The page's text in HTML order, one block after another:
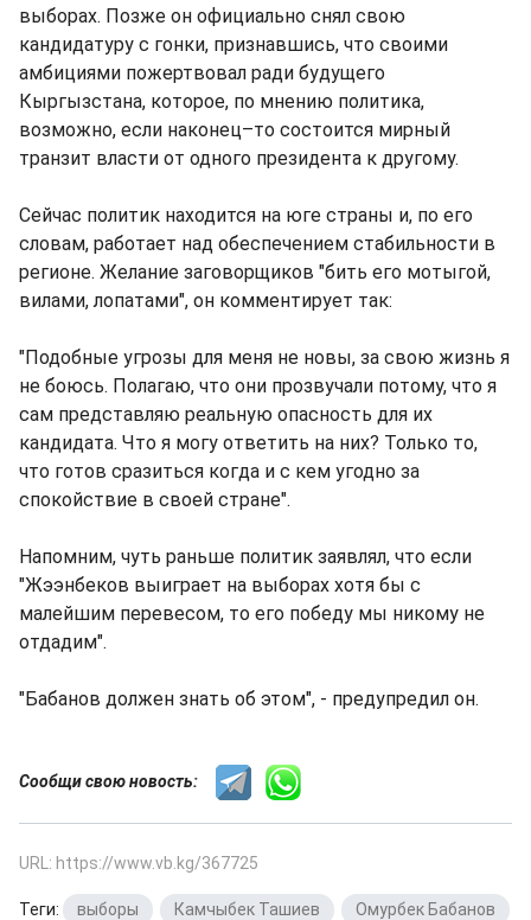
выборах. Позже он официально снял свою
кандидатуру с гонки, признавшись, что своими
амбициями пожертвовал ради будущего
Кыргызстана, которое, по мнению политика,
возможно, если наконец–то состоится мирный
транзит власти от одного президента к другому.
Сейчас политик находится на юге страны и, по его
словам, работает над обеспечением стабильности в
регионе. Желание заговорщиков "бить его мотыгой,
вилами, лопатами", он комментирует так:
"Подобные угрозы для меня не новы, за свою жизнь я
не боюсь. Полагаю, что они прозвучали потому, что я
сам представляю реальную опасность для их
кандидата. Что я могу ответить на них? Только то,
что готов сразиться когда и с кем угодно за
спокойствие в своей стране".
Напомним, чуть раньше политик заявлял, что если
"Жээнбеков выиграет на выборах хотя бы с
малейшим перевесом, то его победу мы никому не
отдадим".
"Бабанов должен знать об этом", - предупредил он.
Сообщи свою новость:
URL: https://www.vb.kg/367725
Теги: выборы Камчыбек Ташиев Омурбек Бабанов